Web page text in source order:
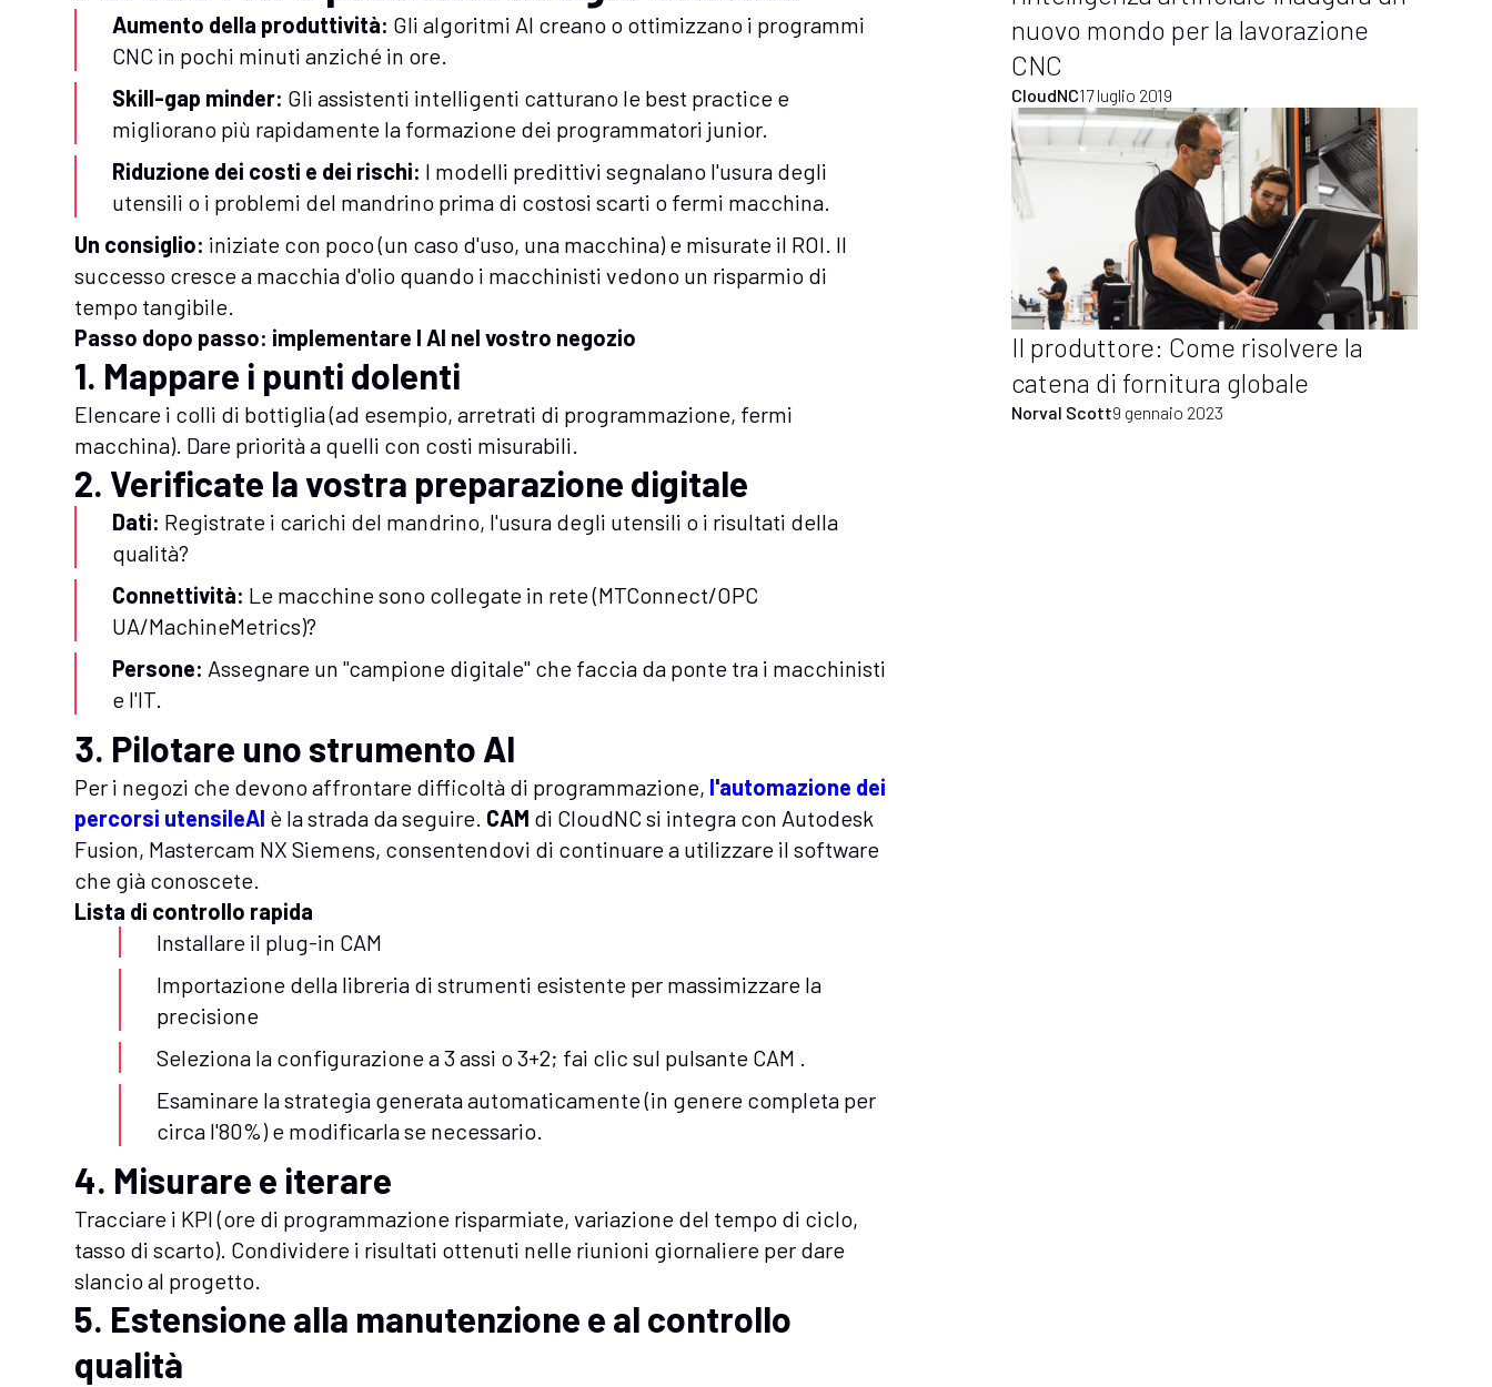
Aumento della produttività: Gli algoritmi AI creano o ottimizzano i programmi
CNC in pochi minuti anziché in ore.
Skill-gap minder: Gli assistenti intelligenti catturano le best practice e
migliorano più rapidamente la formazione dei programmatori junior.
Riduzione dei costi e dei rischi: I modelli predittivi segnalano l'usura degli
utensili o i problemi del mandrino prima di costosi scarti o fermi macchina.
Un consiglio: iniziate con poco (un caso d'uso, una macchina) e misurate il ROI. Il
successo cresce a macchia d'olio quando i macchinisti vedono un risparmio di
tempo tangibile.
Passo dopo passo: implementare l AI nel vostro negozio
1. Mappare i punti dolenti
Elencare i colli di bottiglia (ad esempio, arretrati di programmazione, fermi
macchina). Dare priorità a quelli con costi misurabili.
2. Verificate la vostra preparazione digitale
Dati: Registrate i carichi del mandrino, l'usura degli utensili o i risultati della
qualità?
Connettività: Le macchine sono collegate in rete (MTConnect/OPC
UA/MachineMetrics)?
Persone: Assegnare un "campione digitale" che faccia da ponte tra i macchinisti
e l'IT.
3. Pilotare uno strumento AI
Per i negozi che devono affrontare difficoltà di programmazione, l'automazione dei
percorsi utensileAI è la strada da seguire. CAM di CloudNC si integra con Autodesk
Fusion, Mastercam NX Siemens, consentendovi di continuare a utilizzare il software
che già conoscete.
Lista di controllo rapida
Installare il plug-in CAM
Importazione della libreria di strumenti esistente per massimizzare la
precisione
Seleziona la configurazione a 3 assi o 3+2; fai clic sul pulsante CAM .
Esaminare la strategia generata automaticamente (in genere completa per
circa l'80%) e modificarla se necessario.
4. Misurare e iterare
Tracciare i KPI (ore di programmazione risparmiate, variazione del tempo di ciclo,
tasso di scarto). Condividere i risultati ottenuti nelle riunioni giornaliere per dare
slancio al progetto.
5. Estensione alla manutenzione e al controllo
qualità
nuovo mondo per la lavorazione
CNC
CloudNC17 luglio 2019
Il produttore: Come risolvere la
catena di fornitura globale
Norval Scott9 gennaio 2023